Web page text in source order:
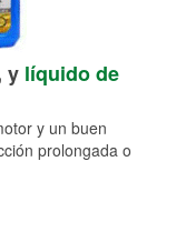
y líquido de
y un buen
prolongada o